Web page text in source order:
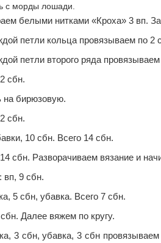
с морды лошади.
белыми нитками «Кроха» 3 вп.
петли кольца провязываем по 2
петли второго ряда
сбн.
на бирюзовую.
сбн.
10 сбн. Всего 14 сбн.
сбн. Развoрачиваем вязание и
вп, 9 сбн.
5 сбн, убавка. Всего 7 сбн.
Далее вяжeм по кругу.
3 сбн, убавка, 3 сбн